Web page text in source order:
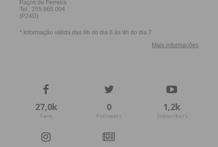
27,0k
Fans
0
Followers
1,2k
Subscribers